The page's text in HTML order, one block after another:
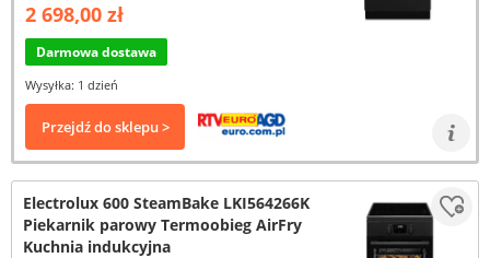
2 698,00 zł
Darmowa dostawa
Wysyłka: 1 dzień
Przejdź do sklepu >
Electrolux 600 SteamBake LKI564266K
Piekarnik parowy Termoobieg AirFry
Kuchnia indukcyjna